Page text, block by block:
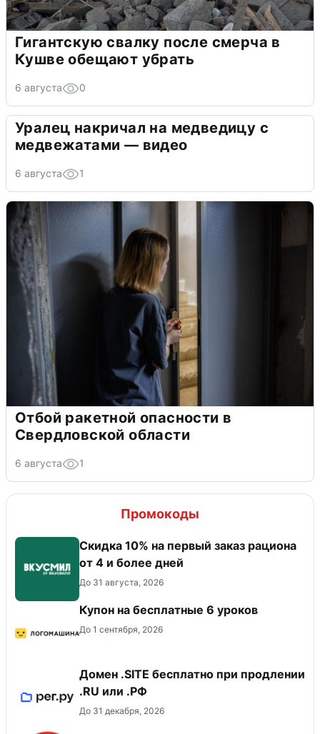
Гигантскую свалку после смерча в
Кушве обещают убрать
6 августа 0
Уралец накричал на медведицу с
медвежатами — видео
6 августа 1
Отбой ракетной опасности в
Свердловской области
6 августа 1
Промокоды
Скидка 10% на первый заказ рациона
от 4 и более дней
До 31 августа, 2026
Купон на бесплатные 6 уроков
До 1 сентября, 2026
Домен .SITE бесплатно при продлении
.RU или .РФ
До 31 декабря, 2026